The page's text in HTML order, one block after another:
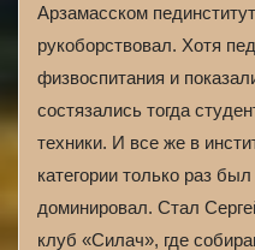
Арзамасском
рукоборствовал. Хотя
физвоспитания и
состязались тогда
техники. И все же в
категории только раз
доминировал. Стал
клуб «Силач», где